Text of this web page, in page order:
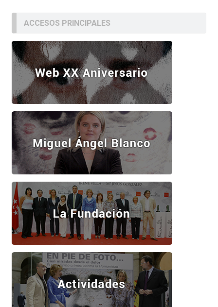
ACCESOS PRINCIPALES